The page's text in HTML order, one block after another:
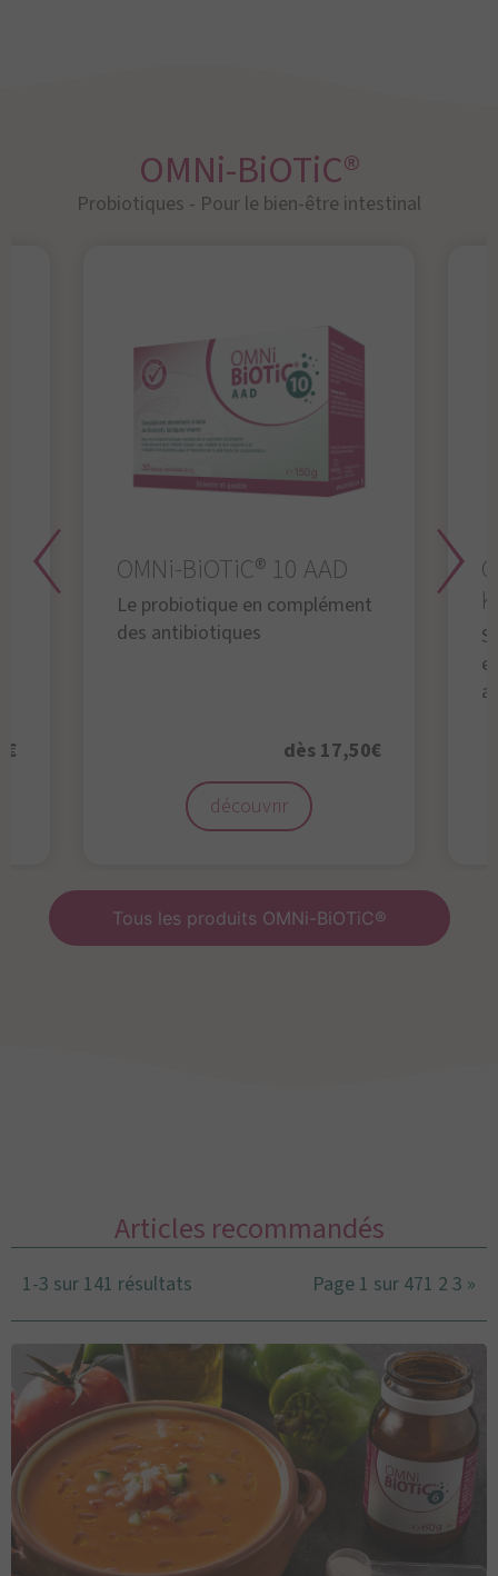
OMNi-BiOTiC®
Probiotiques - Pour le bien-être intestinal
OMNi-BiOTiC® 10 AAD
Le probiotique en complément
des antibiotiques
dès 17,50€
découvrir
Tous les produits OMNi-BiOTiC®
Articles recommandés
1-3 sur 141 résultats Page 1 sur 471 2 3 »